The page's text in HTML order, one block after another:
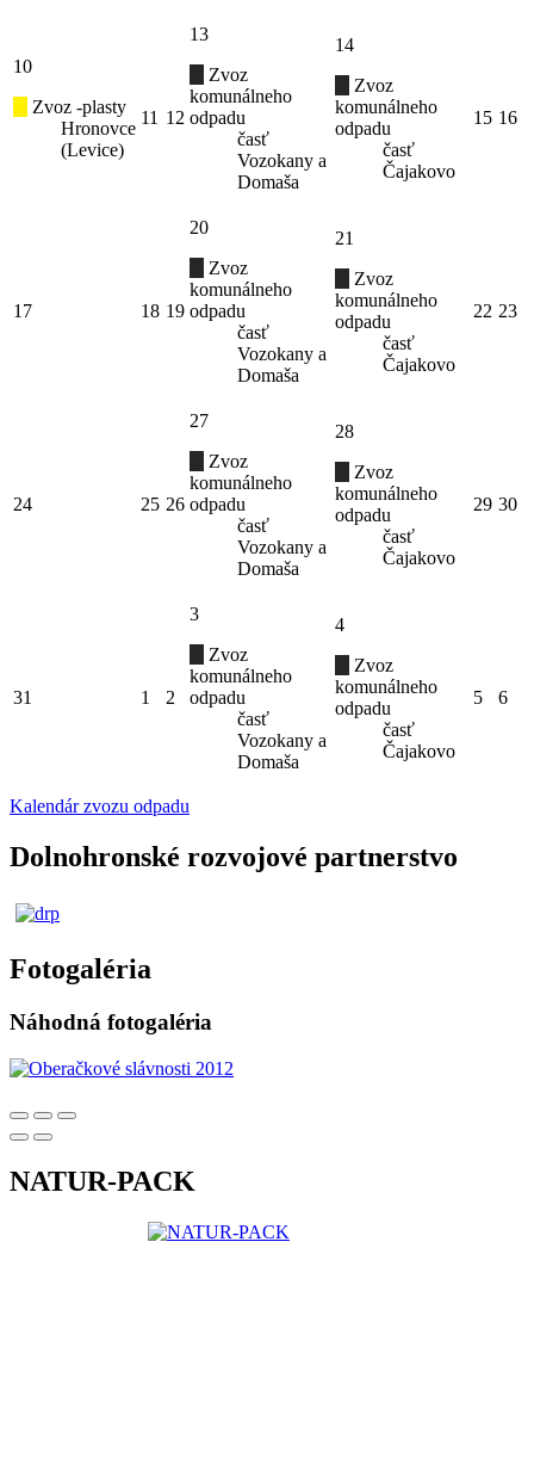
10
Zvoz -plasty
Hronovce
(Levice)
11 12
13
Zvoz
komunálneho
odpadu
časť
Vozokany a
Domaša
14
Zvoz
komunálneho
odpadu
časť
Čajakovo
15 16
17 18 19
20
Zvoz
komunálneho
odpadu
časť
Vozokany a
Domaša
21
Zvoz
komunálneho
odpadu
časť
Čajakovo
22 23
24 25 26
27
Zvoz
komunálneho
odpadu
časť
Vozokany a
Domaša
28
Zvoz
komunálneho
odpadu
časť
Čajakovo
29 30
31 1 2
3
Zvoz
komunálneho
odpadu
časť
Vozokany a
Domaša
4
Zvoz
komunálneho
odpadu
časť
Čajakovo
5 6
Kalendár zvozu odpadu
Dolnohronské rozvojové partnerstvo
Fotogaléria
Náhodná fotogaléria
NATUR-PACK